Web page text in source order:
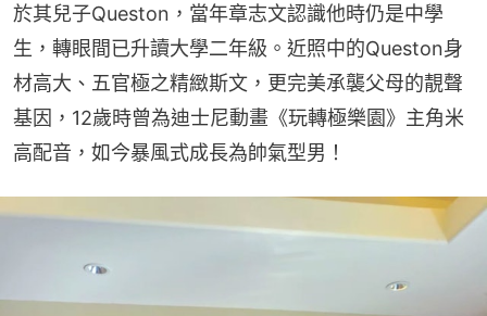
於其兒子Queston，當年章志文認識他時仍是中學
生，轉眼間已升讀大學二年級。近照中的Queston身
材高大、五官極之精緻斯文，更完美承襲父母的靚聲
基因，12歲時曾為迪士尼動畫《玩轉極樂園》主角米
高配音，如今暴風式成長為帥氣型男！